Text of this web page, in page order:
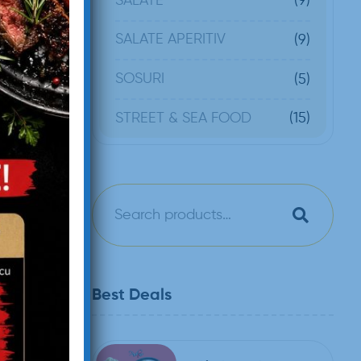
SALATE APERITIV (9)
SOSURI (5)
STREET & SEA FOOD (15)
Best Deals